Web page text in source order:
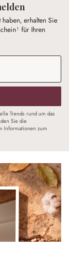
erhalten Sie
für Ihren
Trends rund um das
Sie die
Informationen zum